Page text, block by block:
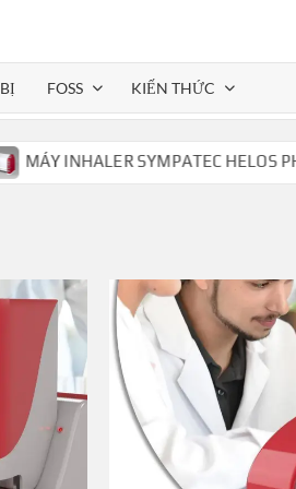
FOSS KIẾN THỨC
INHALER SYMPATEC HELOS PHÂN